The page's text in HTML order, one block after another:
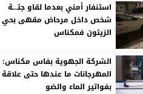
استنفار أمني بعدما لقاو جثـ.ـة
شخص داخل مرحاض مقهى بحي
الزيتون فمكناس
الشركة الجهوية بفاس مكناس:
المهرجانات ما عندها حتى علاقة
بفواتير الماء والضو